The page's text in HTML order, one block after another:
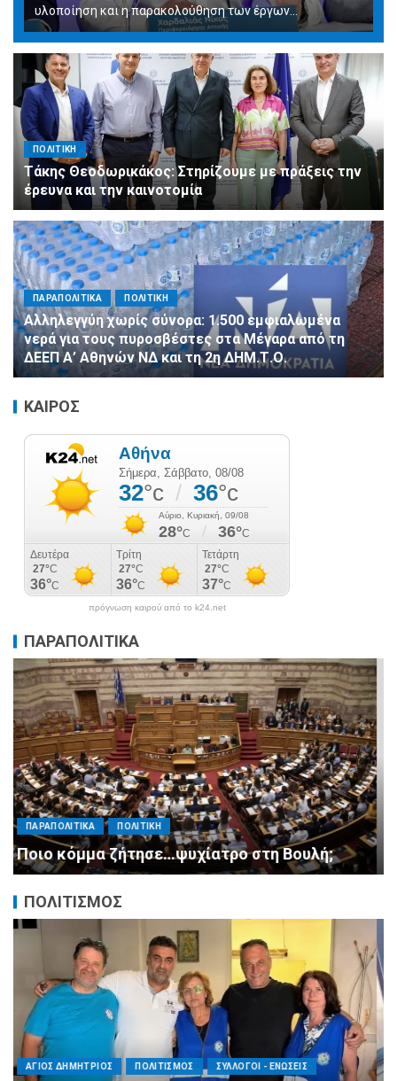
υλοποίηση και η παρακολούθηση των έργων...
ΠΟΛΙΤΙΚΗ
Τάκης Θεοδωρικάκος: Στηρίζουμε με πράξεις την
έρευνα και την καινοτομία
ΠΑΡΑΠΟΛΙΤΙΚΑ ΠΟΛΙΤΙΚΗ
Αλληλεγγύη χωρίς σύνορα: 1.500 εμφιαλωμένα
νερά για τους πυροσβέστες στα Μέγαρα από τη
ΔΕΕΠ Α’ Αθηνών ΝΔ και τη 2η ΔΗΜ.Τ.Ο.
ΚΑΙΡΟΣ
πρόγνωση καιρού από το k24.net
ΠΑΡΑΠΟΛΙΤΙΚΑ
ΠΑΡΑΠΟΛΙΤΙΚΑ ΠΟΛΙΤΙΚΗ
Μητσοτάκης σε υπουργούς: Ξεχάστε τον
ανασχηματισμό, πιάστε δουλειά με 4
αυστηρές εντολές
ΠΟΛΙΤΙΣΜΟΣ
ΠΕΡΙΦΕΡΕΙΕΣ ΠΟΛΙΤΙΣΜΟΣ ΣΥΛΛΟΓΟΙ - ΕΝΩΣΕΙΣ
Η Αντιπεριφερειάρχης Εθελοντισμού Ευγενία
Μπαρμπαγιάννη στα πυρόπληκτα βουνά της